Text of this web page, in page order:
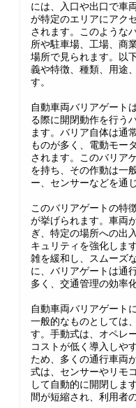
には、入口や出口で車
が特定のエリアにアク
されます。このような
所や駐車場、工場、商
場所で見られます。以
義や特徴、種類、用途
す。
自動車両バリアゲート
る際に開閉動作を行う
ます。バリア自体は通
ものが多く、電動モー
されます。このバリア
を持ち、その作動は一
ー、センサーなどを通
このバリアゲートの特
が挙げられます。車両
ぎ、特定の場所への出
キュリティを強化しま
雑を緩和し、スムーズ
に、バリアゲートは通
多く、交通管理の効率
自動車両バリアゲート
一般的なものとしては
す。手動式は、オペレ
コストが低く導入しや
ため、多くの通行車両
式は、センサーやリモ
して自動的に開閉しま
間が短縮され、利用者